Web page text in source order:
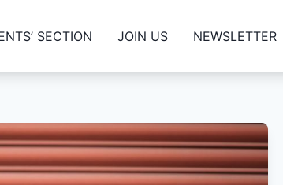
SECTION JOIN US NEWSLETTER